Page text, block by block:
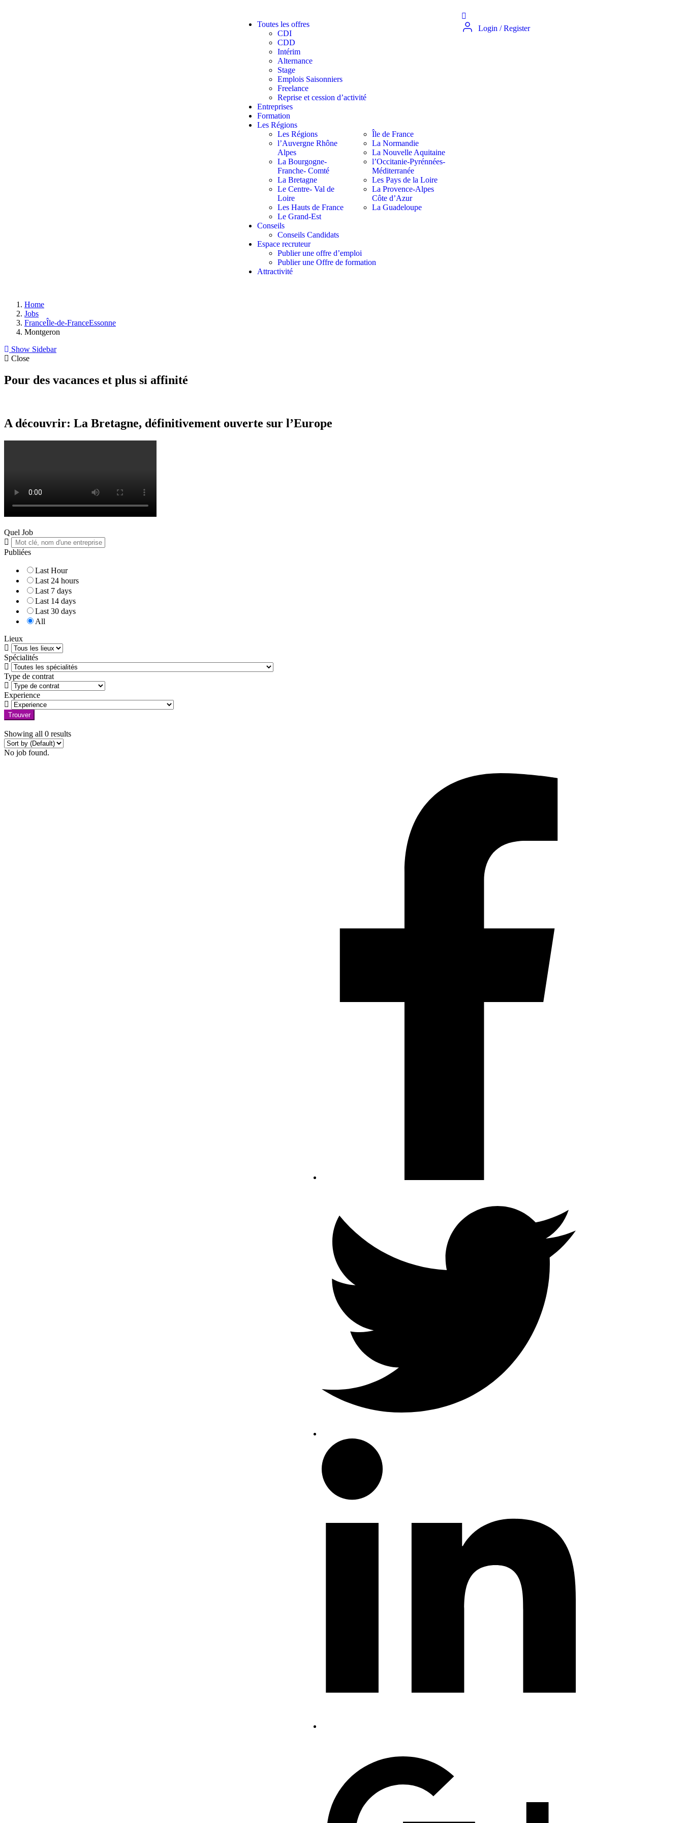
Toutes les offres
CDI
CDD
Intérim
Alternance
Stage
Emplois Saisonniers
Freelance
Reprise et cession d’activité
Entreprises
Formation
Les Régions
Les Régions
l’Auvergne Rhône
Alpes
La Bourgogne-
Franche- Comté
La Bretagne
Le Centre- Val de
Loire
Les Hauts de France
Le Grand-Est
Île de France
La Normandie
La Nouvelle Aquitaine
l’Occitanie-Pyrénnées-
Méditerranée
Les Pays de la Loire
La Provence-Alpes
Côte d’Azur
La Guadeloupe
Conseils
Conseils Candidats
Espace recruteur
Publier une offre d’emploi
Publier une Offre de formation
Attractivité
Login / Register
Home
Jobs
FranceÎle-de-FranceEssonne
Montgeron
Show Sidebar
Close
Pour des vacances et plus si affinité
A découvrir: La Bretagne, définitivement ouverte sur l’Europe
Quel Job
Publiées
Last Hour
Last 24 hours
Last 7 days
Last 14 days
Last 30 days
All
Lieux
Spécialités
Type de contrat
Experience
Trouver
Showing all 0 results
No job found.